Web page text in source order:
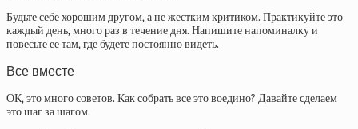
Будьте себе хорошим другом, а не жестким критиком. Практикуйте это
каждый день, много раз в течение дня. Напишите напоминалку и
повесьте ее там, где будете постоянно видеть.
Все вместе
ОК, это много советов. Как собрать все это воедино? Давайте сделаем
это шаг за шагом.